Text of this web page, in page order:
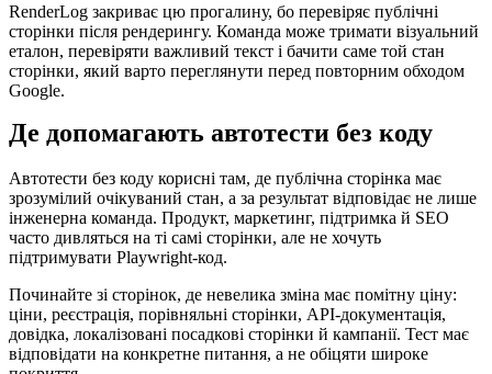
RenderLog закриває цю прогалину, бо перевіряє публічні
сторінки після рендерингу. Команда може тримати візуальний
еталон, перевіряти важливий текст і бачити саме той стан
сторінки, який варто переглянути перед повторним обходом
Google.
Де допомагають автотести без коду
Автотести без коду корисні там, де публічна сторінка має
зрозумілий очікуваний стан, а за результат відповідає не лише
інженерна команда. Продукт, маркетинг, підтримка й SEO
часто дивляться на ті самі сторінки, але не хочуть
підтримувати Playwright-код.
Починайте зі сторінок, де невелика зміна має помітну ціну:
ціни, реєстрація, порівняльні сторінки, API-документація,
довідка, локалізовані посадкові сторінки й кампанії. Тест має
відповідати на конкретне питання, а не обіцяти широке